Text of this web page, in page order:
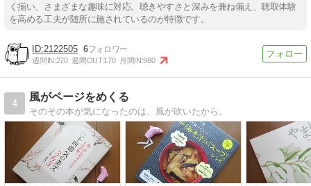
く揃い、さまざまな趣味に対応。聴きやすさと深みを兼ね備え、聴取体験
を高める工夫が随所に施されているのが特徴です。
2122505 6
週間IN:270 週間OUT:170 月間IN:980
4
風がページをめくる
そのその本が気になったのは、風が吹いたから。